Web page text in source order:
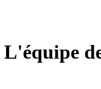
L'équipe